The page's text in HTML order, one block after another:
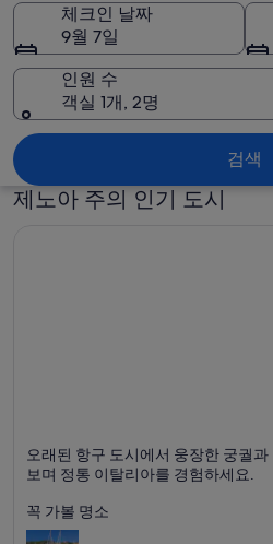
진
체크인 날짜
9월 7일
인원 수
객실 1개, 2명
검색
제노아 주의 인기 도시
제노바
항구, 역사 및 아쿠아리움
오래된 항구 도시에서 웅장한 궁궐
보며 정통 이탈리아를 경험하세요.
꼭 가볼 명소